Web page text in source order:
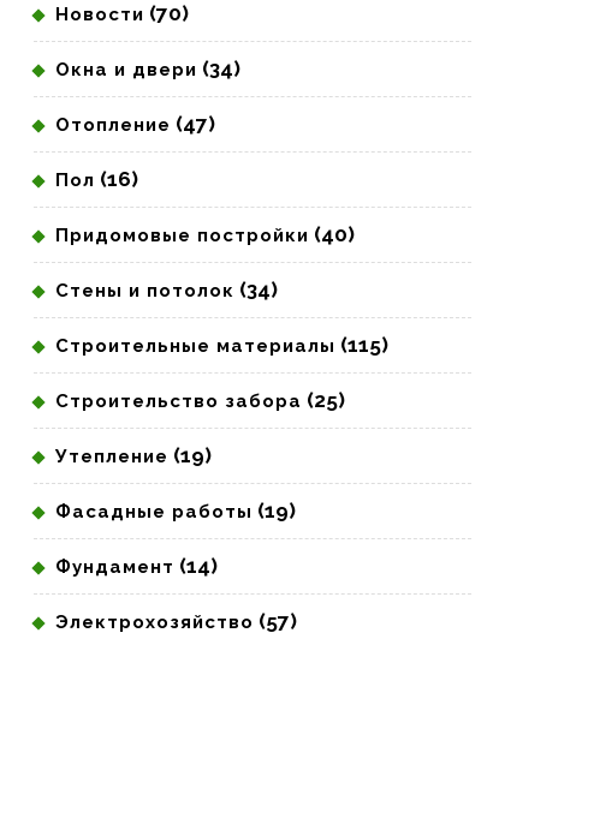
Новости (70)
Окна и двери (34)
Отопление (47)
Пол (16)
Придомовые постройки (40)
Стены и потолок (34)
Строительные материалы (115)
Строительство забора (25)
Утепление (19)
Фасадные работы (19)
Фундамент (14)
Электрохозяйство (57)